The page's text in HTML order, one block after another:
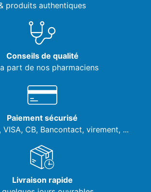
produits authentiques
Conseils de qualité
part de nos pharmaciens
Paiement sécurisé
VISA, CB, Bancontact, virement, ...
Livraison rapide